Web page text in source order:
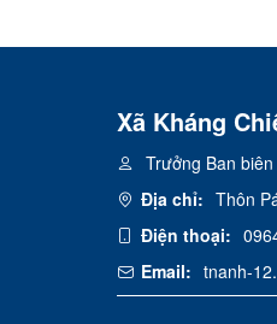
Xã Kháng
Trưởng Ban biên
Địa chỉ: Thôn
Điện thoại:
Email: tnanh-